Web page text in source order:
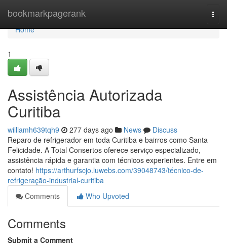
bookmarkpagerank
Home
Home
1
Assistência Autorizada
Curitiba
williamh639tqh9 277 days ago News
Discuss
Reparo de refrigerador em toda Curitiba e bairros como Santa
Felicidade. A Total Consertos oferece serviço especializado,
assistência rápida e garantia com técnicos experientes. Entre em
contato! https://arthurfscjo.luwebs.com/39048743/técnico-de-
refrigeração-industrial-curitiba
Comments
Who Upvoted
Comments
Submit a Comment